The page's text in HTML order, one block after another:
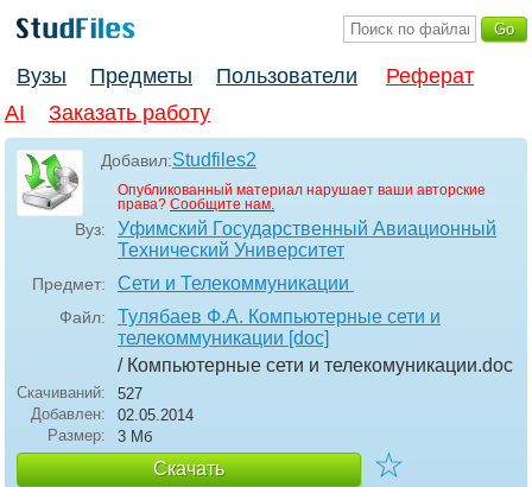
Вузы Предметы Пользователи
Реферат
AI
Заказать работу
Добавил:Studfiles2
Опубликованный материал нарушает ваши авторские
права? Сообщите нам.
Вуз:
Уфимский Государственный Авиационный
Технический Университет
Предмет: Сети и Телекоммуникации
Файл:
Тулябаев Ф.А. Компьютерные сети и
телекоммуникации [doc]
/ Компьютерные сети и телекомуникации.doc
Скачиваний:
527
Добавлен:
02.05.2014
Размер:
3 Мб
Скачать ☆